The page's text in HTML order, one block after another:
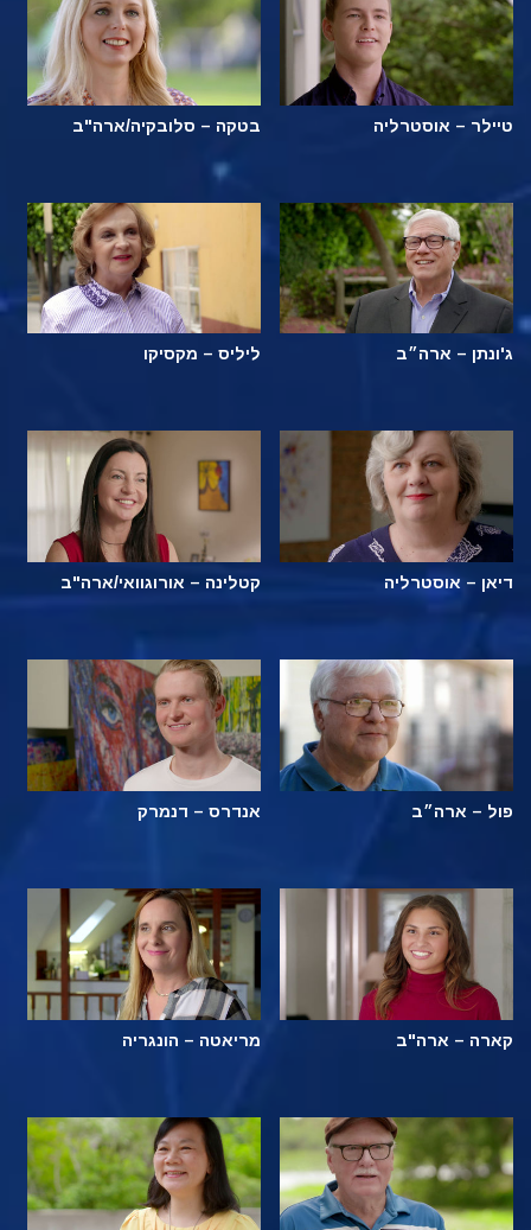
טיילר – אוסטרליה בטקה – סלובקיה/ארה"ב
ג'ונתן – ארה״ב ליליס – מקסיקו
דיאן – אוסטרליה קטלינה – אורוגוואי/ארה"ב
פול – ארה״ב אנדרס – דנמרק
קארה – ארה"ב מריאטה – הונגריה